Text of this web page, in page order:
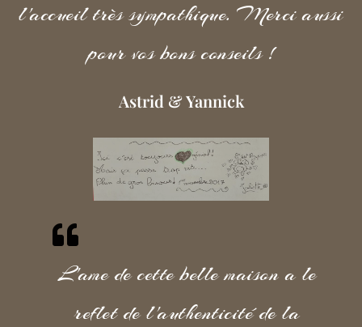
l'accueil très sympathique. Merci aussi
pour vos bons conseils !
Astrid & Yannick
L'ame de cette belle maison a le
reflet de l'authenticité de la